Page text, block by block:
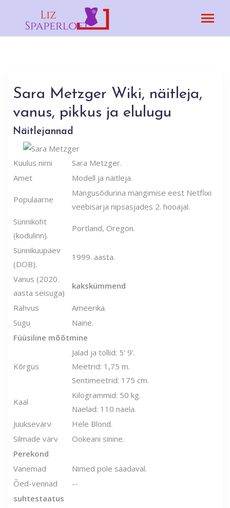
Sara Metzger Wiki, näitleja,
vanus, pikkus ja elulugu
Näitlejannad
Kuulus nimi
Sara Metzger.
Amet
Modell ja näitleja.
Populaarne
Mängusõdurina mängimise eest Netflixi
veebisarja nipsasjades 2. hooajal.
Sünnikoht
(kodulinn).
Portland, Oregon.
Sünnikuupäev
(DOB).
1999. aasta.
Vanus (2020.
aasta seisuga)
kakskümmend
Rahvus
Ameerika.
Sugu
Naine.
Füüsiline mõõtmine
Kõrgus
Jalad ja tollid: 5' 9'.
Meetrid: 1,75 m.
Sentimeetrid: 175 cm.
Kaal
Kilogrammid: 50 kg.
Naelad: 110 naela.
Juuksevärv
Hele Blond.
Silmade värv
Ookeani sinine.
Perekond
Vanemad
Nimed pole saadaval.
Õed-vennad
--
suhtestaatus